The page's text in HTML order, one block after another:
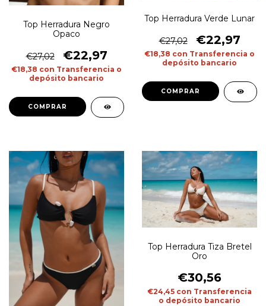
Top Herradura Negro
Opaco
€27,02 €22,97
€18,38 con Transferencia o
depósito bancario
COMPRAR
Top Herradura Verde Lunar
€27,02 €22,97
€18,38 con Transferencia o
depósito bancario
COMPRAR
Top Herradura Tiza Bretel
Oro
€30,56
€24,45 con Transferencia
o depósito bancario